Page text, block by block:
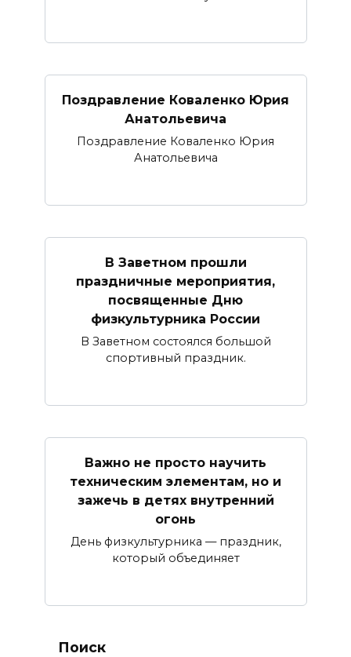
Поздравление Коваленко Юрия
Анатольевича
Поздравление Коваленко Юрия
Анатольевича
В Заветном прошли
праздничные мероприятия,
посвященные Дню
физкультурника России
В Заветном состоялся большой
спортивный праздник.
Важно не просто научить
техническим элементам, но и
зажечь в детях внутренний
огонь
День физкультурника — праздник,
который объединяет
Поиск